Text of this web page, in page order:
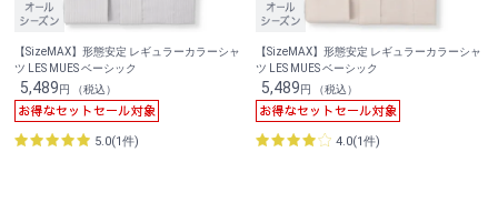
【SizeMAX】形態安定 レギュラーカラーシャ
ツ LES MUES ベーシック
5,489円 （税込）
5.0(1件)
【SizeMAX】形態安定 レギュラーカラーシャ
ツ LES MUES ベーシック
5,489円 （税込）
4.0(1件)